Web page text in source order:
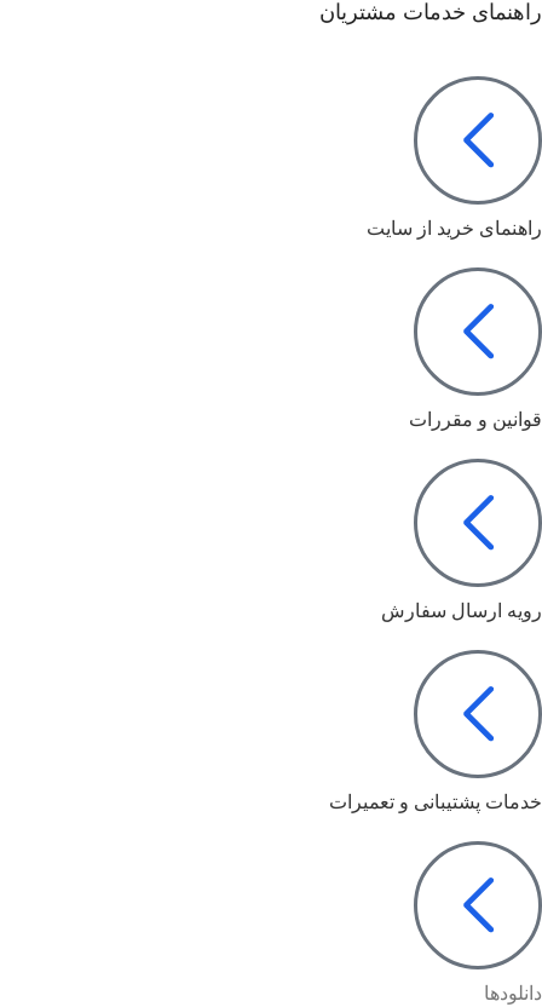
راهنمای خدمات مشتریان
راهنمای خرید از سایت
قوانین و مقررات
رویه ارسال سفارش
خدمات پشتیبانی و تعمیرات
دانلودها